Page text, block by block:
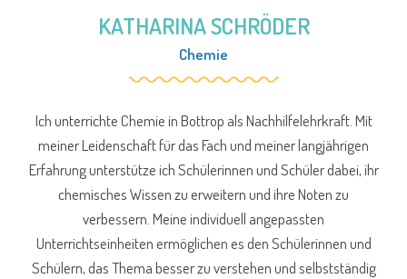
KATHARINA SCHRÖDER
Chemie
Ich unterrichte Chemie in Bottrop als Nachhilfelehrkraft. Mit
meiner Leidenschaft für das Fach und meiner langjährigen
Erfahrung unterstütze ich Schülerinnen und Schüler dabei, ihr
chemisches Wissen zu erweitern und ihre Noten zu
verbessern. Meine individuell angepassten
Unterrichtseinheiten ermöglichen es den Schülerinnen und
Schülern, das Thema besser zu verstehen und selbstständig